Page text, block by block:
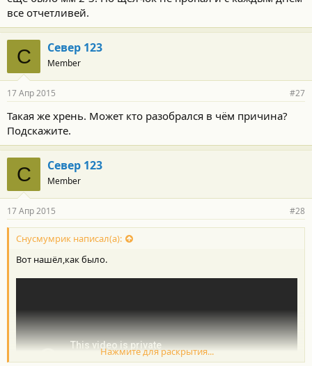
все отчетливей.
С Север 123
Member
17 Апр 2015 #27
Такая же хрень. Может кто разобрался в чём причина?
Подскажите.
С Север 123
Member
17 Апр 2015 #28
Снусмумрик написал(а):
Вот нашёл,как было.
Нажмите для раскрытия...